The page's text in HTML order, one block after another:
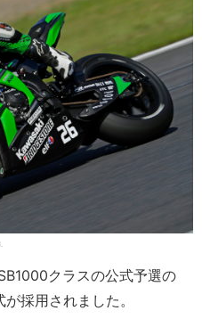
クラスの公式予選の
採用されました。